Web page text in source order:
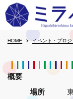
HOME イベント・プロジ
概要
場所